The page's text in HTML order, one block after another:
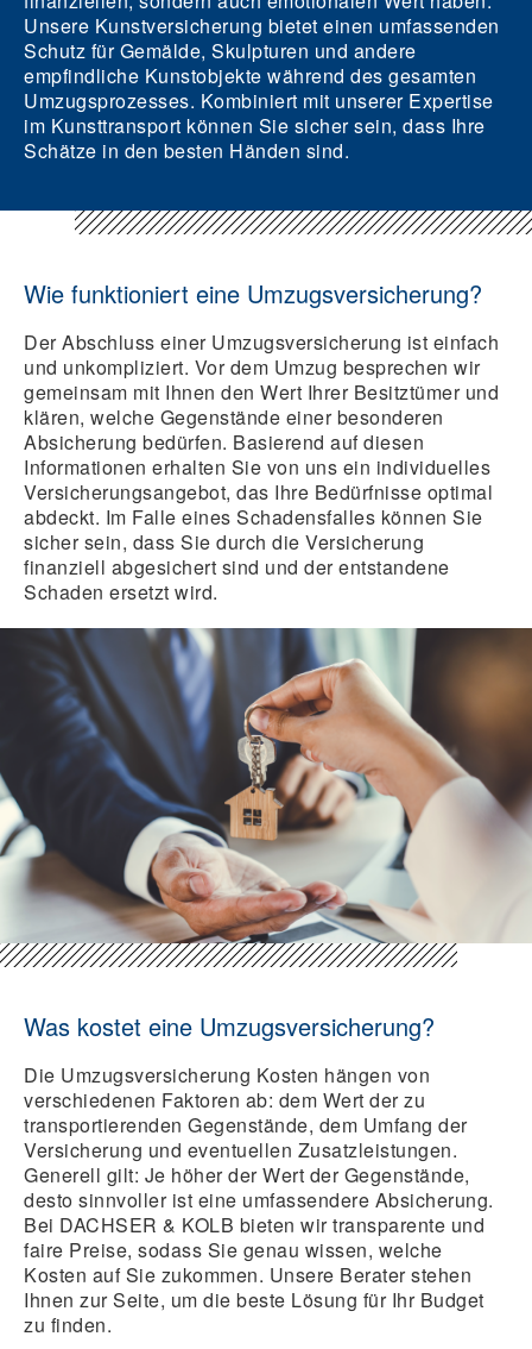
Unsere Kunstversicherung bietet einen umfassenden
Schutz für Gemälde, Skulpturen und andere
empfindliche Kunstobjekte während des gesamten
Umzugsprozesses. Kombiniert mit unserer Expertise
im Kunsttransport können Sie sicher sein, dass Ihre
Schätze in den besten Händen sind.
Wie funktioniert eine Umzugsversicherung?
Der Abschluss einer Umzugsversicherung ist einfach
und unkompliziert. Vor dem Umzug besprechen wir
gemeinsam mit Ihnen den Wert Ihrer Besitztümer und
klären, welche Gegenstände einer besonderen
Absicherung bedürfen. Basierend auf diesen
Informationen erhalten Sie von uns ein individuelles
Versicherungsangebot, das Ihre Bedürfnisse optimal
abdeckt. Im Falle eines Schadensfalles können Sie
sicher sein, dass Sie durch die Versicherung
finanziell abgesichert sind und der entstandene
Schaden ersetzt wird.
Was kostet eine Umzugsversicherung?
Die Umzugsversicherung Kosten hängen von
verschiedenen Faktoren ab: dem Wert der zu
transportierenden Gegenstände, dem Umfang der
Versicherung und eventuellen Zusatzleistungen.
Generell gilt: Je höher der Wert der Gegenstände,
desto sinnvoller ist eine umfassendere Absicherung.
Bei DACHSER & KOLB bieten wir transparente und
faire Preise, sodass Sie genau wissen, welche
Kosten auf Sie zukommen. Unsere Berater stehen
Ihnen zur Seite, um die beste Lösung für Ihr Budget
zu finden.